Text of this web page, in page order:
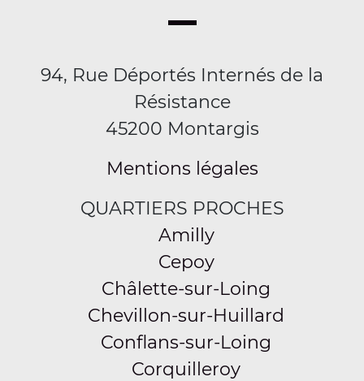
94, Rue Déportés Internés de la
Résistance
45200 Montargis
Mentions légales
QUARTIERS PROCHES
Amilly
Cepoy
Châlette-sur-Loing
Chevillon-sur-Huillard
Conflans-sur-Loing
Corquilleroy